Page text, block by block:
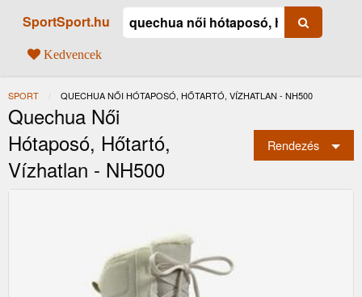
SportSport.hu
Kedvencek
SPORT JELENLEGI:
QUECHUA NŐI HÓTAPOSÓ, HŐTARTÓ, VÍZHATLAN - NH500
Quechua Női
Hótaposó, Hőtartó,
Vízhatlan - NH500
Rendezés